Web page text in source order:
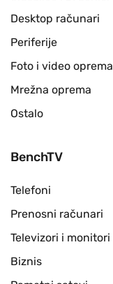
Desktop računari
Periferije
Foto i video oprema
Mrežna oprema
Ostalo
BenchTV
Telefoni
Prenosni računari
Televizori i monitori
Biznis